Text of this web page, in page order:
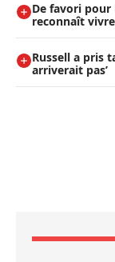
De favori pour
reconnaît
Russell a pris
arriverait pas’